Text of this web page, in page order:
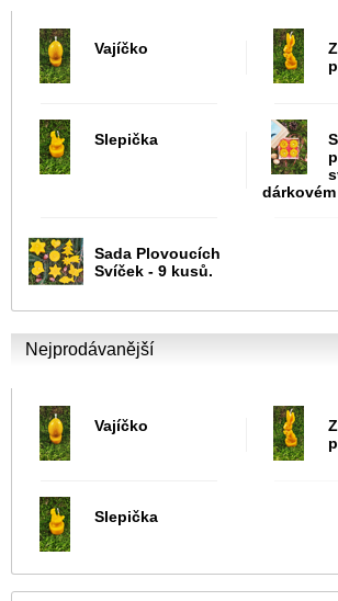
Vajíčko
Slepička
Sada Plovoucích
Svíček - 9 kusů.
Nejprodávanější
Vajíčko
Slepička